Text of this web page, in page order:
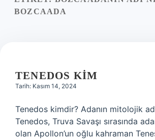
BOZCAADA
TENEDOS KIM
Tarih: Kasım 14, 2024
Tenedos kimdir? Adanın mitolojik
Tenedos, Truva Savaşı sırasında
olan Apollon’un oğlu kahraman